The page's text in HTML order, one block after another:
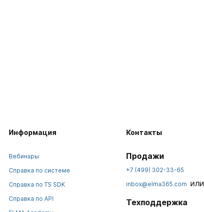
Информация
Вебинары
Справка по системе
Справка по TS SDK
Справка по API
Контакты
Продажи
+7 (499) 302-33-65
inbox@elma365.com или
Техподдержка